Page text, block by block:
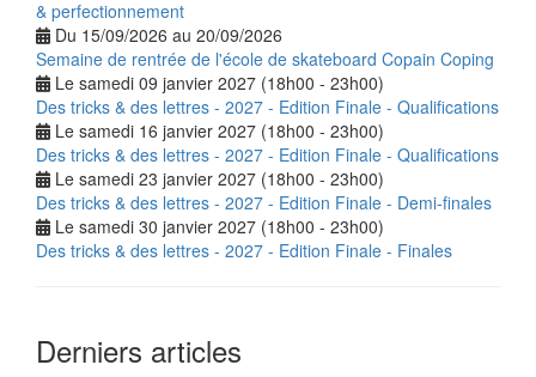
& perfectionnement
Du 15/09/2026 au 20/09/2026
Semaine de rentrée de l'école de skateboard Copain Coping
Le samedi 09 janvier 2027 (18h00 - 23h00)
Des tricks & des lettres - 2027 - Edition Finale - Qualifications
Le samedi 16 janvier 2027 (18h00 - 23h00)
Des tricks & des lettres - 2027 - Edition Finale - Qualifications
Le samedi 23 janvier 2027 (18h00 - 23h00)
Des tricks & des lettres - 2027 - Edition Finale - Demi-finales
Le samedi 30 janvier 2027 (18h00 - 23h00)
Des tricks & des lettres - 2027 - Edition Finale - Finales
Derniers articles